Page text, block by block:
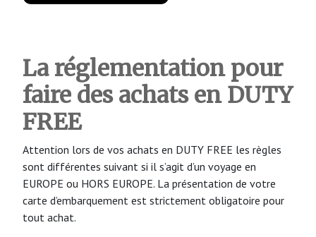
La réglementation pour
faire des achats en DUTY
FREE
Attention lors de vos achats en DUTY FREE les règles
sont différentes suivant si il s’agit d’un voyage en
EUROPE ou HORS EUROPE. La présentation de votre
carte d’embarquement est strictement obligatoire pour
tout achat.